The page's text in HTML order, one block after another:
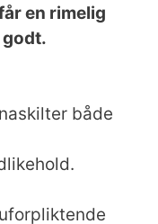
en rimelig
både